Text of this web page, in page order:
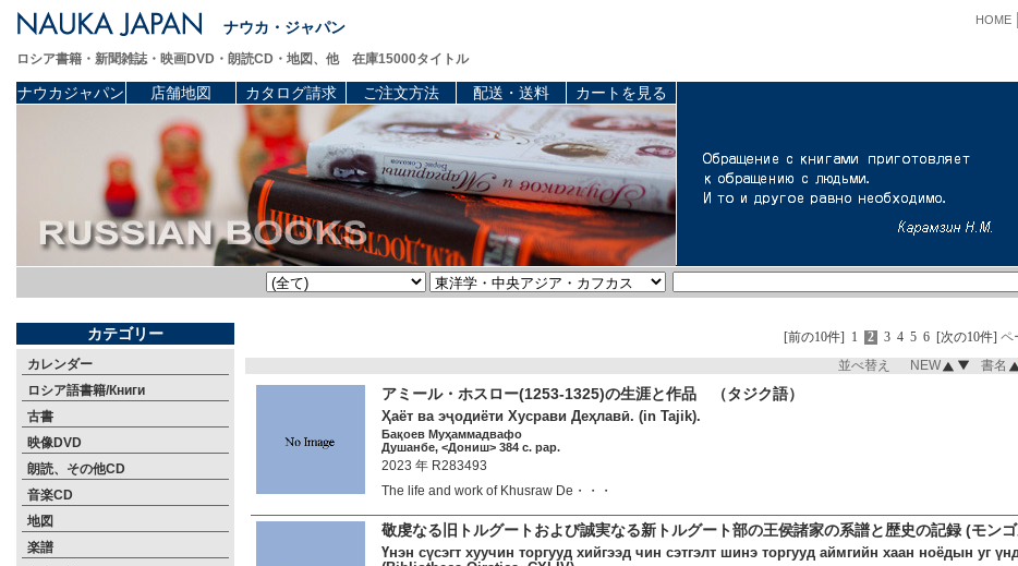
ナウカ・ジャパン HOME
ロシア書籍・新聞雑誌・映画DVD・朗読CD・地図、他 在庫15000タイトル
ナウカジャパン 店舗地図 カタログ請求 ご注文方法 配送・送料 カートを見る
カテゴリー
カレンダー
ロシア語書籍/Книги
古書
映像DVD
朗読、その他CD
音楽CD
地図
楽譜
[前の10件] 1 2 3 4 5 6 [次の10件] ペ
並べ替え NEW 書名
アミール・ホスロー(1253-1325)の生涯と作品 （タジク語）
Ҳаёт ва эҷодиёти Хусрави Деҳлавӣ. (in Tajik).
Бақоев Муҳаммадвафо
Душанбе, <Дониш> 384 c. pap.
2023 年 R283493
The life and work of Khusraw De・・・
敬虔なる旧トルグートおよび誠実なる新トルグート部の王侯諸家の系譜と歴史の記録 (モン
Үнэн сүсэгт хуучин торгууд хийгээд чин сэтгэлт шинэ торгууд аймгийн хаан ноёдын уг